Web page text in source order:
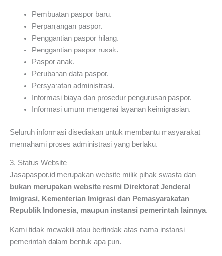
Pembuatan paspor baru.
Perpanjangan paspor.
Penggantian paspor hilang.
Penggantian paspor rusak.
Paspor anak.
Perubahan data paspor.
Persyaratan administrasi.
Informasi biaya dan prosedur pengurusan paspor.
Informasi umum mengenai layanan keimigrasian.
Seluruh informasi disediakan untuk membantu masyarakat
memahami proses administrasi yang berlaku.
3. Status Website
Jasapaspor.id merupakan website milik pihak swasta dan
bukan merupakan website resmi Direktorat Jenderal
Imigrasi, Kementerian Imigrasi dan Pemasyarakatan
Republik Indonesia, maupun instansi pemerintah lainnya.
Kami tidak mewakili atau bertindak atas nama instansi
pemerintah dalam bentuk apa pun.